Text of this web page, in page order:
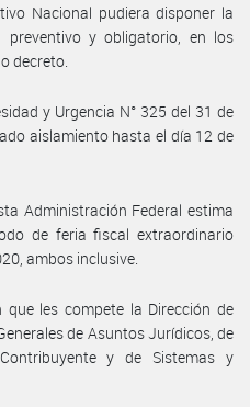
Nacional pudiera disponer la
preventivo y obligatorio, en los
decreto.
y Urgencia N° 325 del 31 de
aislamiento hasta el día 12 de
Administración Federal estima
de feria fiscal extraordinario
ambos inclusive.
les compete la Dirección de
de Asuntos Jurídicos, de
y de Sistemas y